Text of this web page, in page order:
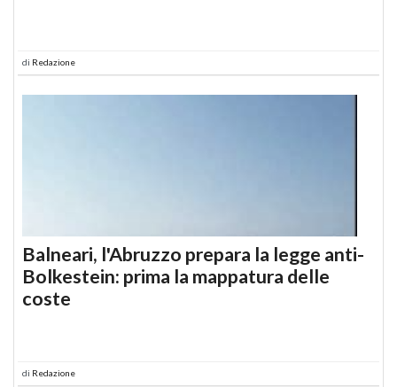
di Redazione
Balneari, l'Abruzzo prepara la legge anti-
Bolkestein: prima la mappatura delle
coste
di Redazione